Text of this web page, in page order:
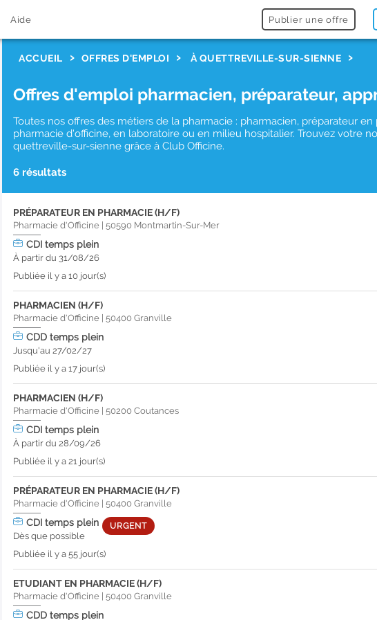
Aide Publier une offre
ACCUEIL OFFRES D'EMPLOI À QUETTREVILLE-SUR-SIENNE
Offres d'emploi pharmacien, préparateur,
Toutes nos offres des métiers de la pharmacie : pharmacien, préparateur
pharmacie d'officine, en laboratoire ou en milieu hospitalier. Trouvez votre
quettreville-sur-sienne grâce à Club Officine.
6 résultats
PRÉPARATEUR EN PHARMACIE (H/F)
Pharmacie d'Officine |50590 Montmartin-Sur-Mer
CDItemps plein
À partir du 31/08/26
Publiée il y a 10 jour(s)
PHARMACIEN (H/F)
Pharmacie d'Officine |50400Granville
CDDtemps plein
Jusqu'au 27/02/27
Publiée il y a 17 jour(s)
PHARMACIEN (H/F)
Pharmacie d'Officine |50200Coutances
CDItemps plein
À partir du 28/09/26
Publiée il y a 21 jour(s)
PRÉPARATEUR EN PHARMACIE (H/F)
Pharmacie d'Officine |50400Granville
CDItemps plein
Dès que possible
URGENT
Publiée il y a 55 jour(s)
ETUDIANT EN PHARMACIE (H/F)
Pharmacie d'Officine |50400Granville
CDDtemps plein